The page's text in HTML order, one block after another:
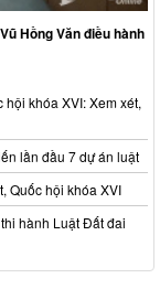
Hồng Văn điều hành
khóa XVI: Xem xét,
lần đầu 7 dự án luật
Quốc hội khóa XVI
hành Luật Đất đai